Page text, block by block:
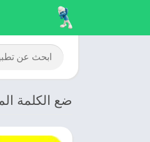
ضع الكلمة